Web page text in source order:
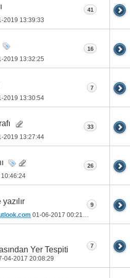
2019 13:39:33
41
2019 13:32:25
16
2019 13:30:54
7
2019 13:27:44
33
10:46:24
26
01-06-2017 00:21:33
9
Yer Tespiti
04-2017 20:08:29
7